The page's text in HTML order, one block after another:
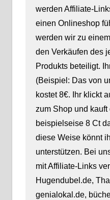
werden Affiliate-
einen Onlineshop
werden wir zu
den Verkäufen des
Produkts beteiligt.
(Beispiel: Das von
kostet 8€. Ihr klickt
zum Shop und
beispielseise 8 Ct
diese Weise könnt
unterstützen. Bei
mit Affiliate-Links
Hugendubel.de,
genialokal.de,